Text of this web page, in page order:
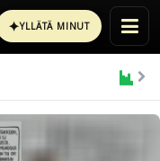
✦YLLÄTÄ MINUT